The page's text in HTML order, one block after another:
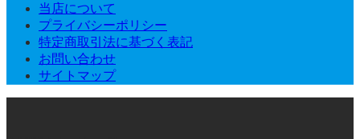
当店について
プライバシーポリシー
特定商取引法に基づく表記
お問い合わせ
サイトマップ